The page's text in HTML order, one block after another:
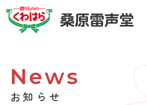
お知らせ
News